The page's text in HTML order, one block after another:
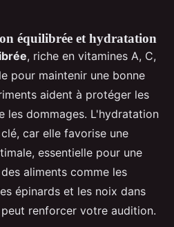
équilibrée et hydratation
, riche en vitamines A, C,
pour maintenir une bonne
aident à protéger les
les dommages. L'hydratation
car elle favorise une
essentielle pour une
aliments comme les
épinards et les noix dans
renforcer votre audition.